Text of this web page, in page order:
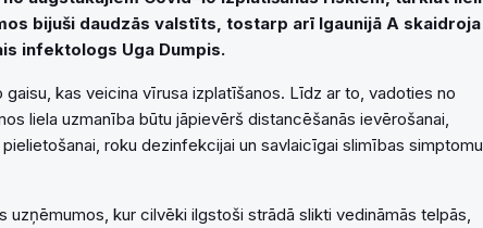
bijuši daudzās valstīts, tostarp arī Igaunijā A skaidroja
infektologs Uga Dumpis.
kas veicina vīrusa izplatīšanos. Līdz ar to, vadoties no
liela uzmanība būtu jāpievērš distancēšanās ievērošanai,
roku dezinfekcijai un savlaicīgai slimības simptomu
uzņēmumos, kur cilvēki ilgstoši strādā slikti vedināmās telpās,